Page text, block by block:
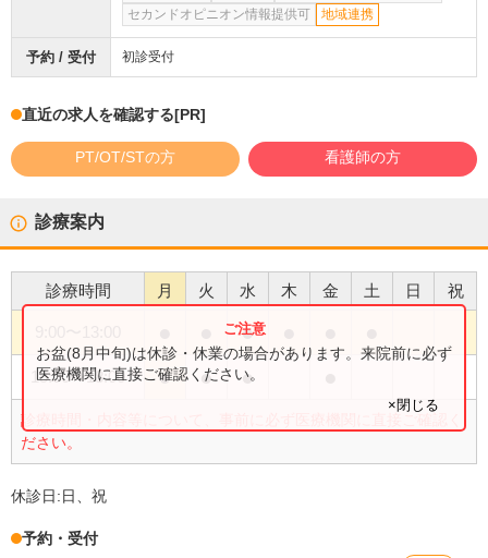
セカンドオピニオン情報提供可
地域連携
予約 / 受付 初診受付
直近の求人を確認する[PR]
PT/OT/STの方 看護師の方
診療案内
診療時間 月 火 水 木 金 土 日 祝
●
15:00〜18:00 ● ● ●
診療時間・内容等について、事前に必ず医療機関に直接ご確認く
ださい。
お盆(8月中旬)は休診・休業の場合があります。来院前に必ず
医療機関に直接ご確認ください。
×閉じる
休診日:日、祝
予約・受付